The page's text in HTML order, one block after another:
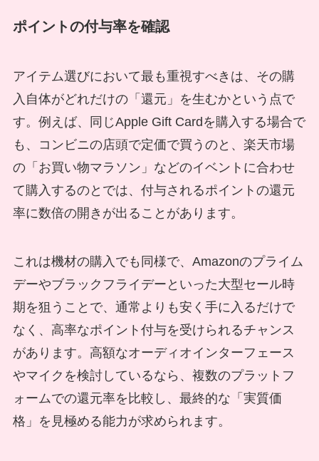
ポイントの付与率を確認
アイテム選びにおいて最も重視すべきは、その購
入自体がどれだけの「還元」を生むかという点で
す。例えば、同じApple Gift Cardを購入する場合で
も、コンビニの店頭で定価で買うのと、楽天市場
の「お買い物マラソン」などのイベントに合わせ
て購入するのとでは、付与されるポイントの還元
率に数倍の開きが出ることがあります。
これは機材の購入でも同様で、Amazonのプライム
デーやブラックフライデーといった大型セール時
期を狙うことで、通常よりも安く手に入るだけで
なく、高率なポイント付与を受けられるチャンス
があります。高額なオーディオインターフェース
やマイクを検討しているなら、複数のプラットフ
ォームでの還元率を比較し、最終的な「実質価
格」を見極める能力が求められます。